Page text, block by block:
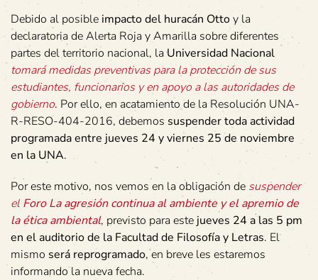
Debido al posible impacto del huracán Ottoy la
declaratoria de Alerta Roja y Amarilla sobre diferentes
partes del territorio nacional, laUniversidad Nacional
tomará medidas preventivas para la protección de sus
estudiantes, funcionarios y en apoyo a las autoridades de
gobierno. Por ello, en acatamiento de la Resolución UNA-
R-RESO-404-2016, debemos suspender toda actividad
programada entre jueves 24 y viernes 25 de noviembre
en la UNA.
Por este motivo, nos vemos en la obligación de suspender
el Foro La agresión continua al ambiente y el apremio de
la ética ambiental, previsto para este jueves 24 a las 5 pm
en el auditorio de la Facultad de Filosofía y Letras. El
mismo será reprogramado, en breve les estaremos
informando la nueva fecha.